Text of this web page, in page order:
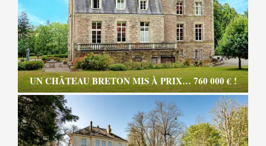
UN CHÂTEAU BRETON MIS À PRIX… 760 000 € !